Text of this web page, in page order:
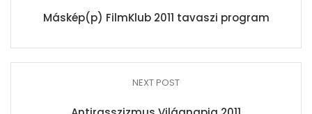
Máskép(p) FilmKlub 2011 tavaszi program
NEXT POST